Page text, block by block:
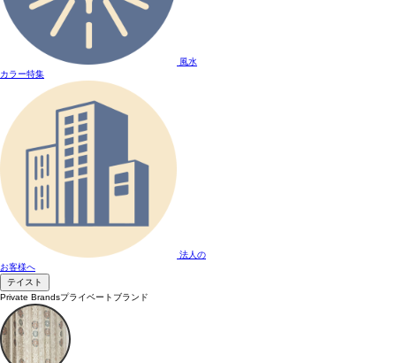
風水
カラー特集
法人の
お客様へ
テイスト
Private Brandsプライベートブランド